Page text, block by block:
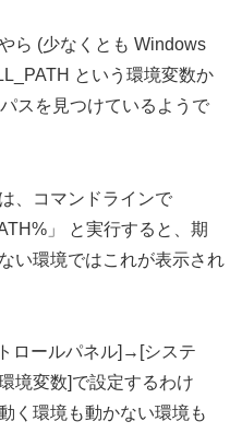
ら (少なくとも Windows
という環境変数か
スを見つけているようで
、コマンドラインで
」 と実行すると、期
い環境ではこれが表示され
ロールパネル]→[システ
境変数]で設定するわけ
く環境も動かない環境も